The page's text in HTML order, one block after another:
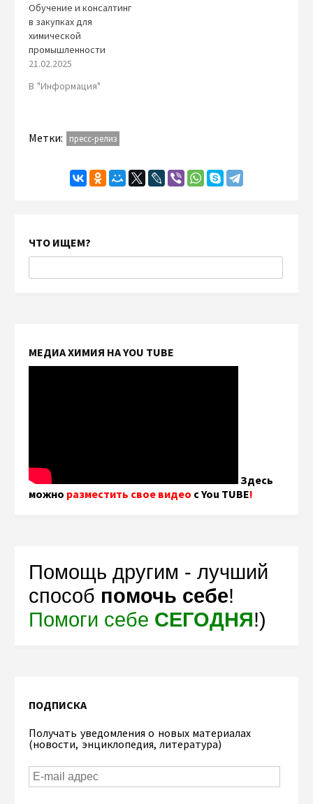
Обучение и консалтинг
в закупках для
химической
промышленности
21.02.2025
В "Информация"
Метки: пресс-релиз
ЧТО ИЩЕМ?
МЕДИА ХИМИЯ НА YOU TUBE
Здесь
можно разместить свое видео с You TUBE!
Помощь другим - лучший
способ помочь себе!
Помоги себе СЕГОДНЯ!)
ПОДПИСКА
Получать уведомления о новых материалах
(новости, энциклопедия, литература)